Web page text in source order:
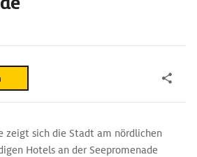
zeigt sich die Stadt am nördlichen
Hotels an der Seepromenade